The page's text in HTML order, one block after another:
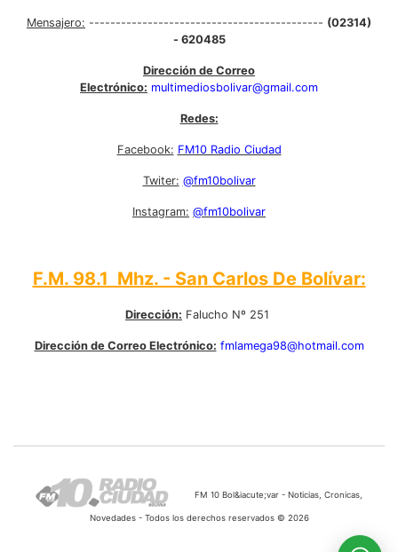
Mensajero: -------------------------------------------- (02314)
- 620485
Dirección de Correo
Electrónico: multimediosbolivar@gmail.com
Redes:
Facebook: FM10 Radio Ciudad
Twiter: @fm10bolivar
Instagram: @fm10bolivar
F.M. 98.1 Mhz. - San Carlos De Bolívar:
Dirección: Falucho Nº 251
Dirección de Correo Electrónico: fmlamega98@hotmail.com
FM 10 Bol&iacute;var - Noticias, Cronicas,
Novedades - Todos los derechos reservados © 2026